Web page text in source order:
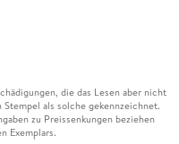
die das Lesen aber nicht
als solche gekennzeichnet.
zu Preissenkungen beziehen
Exemplars.